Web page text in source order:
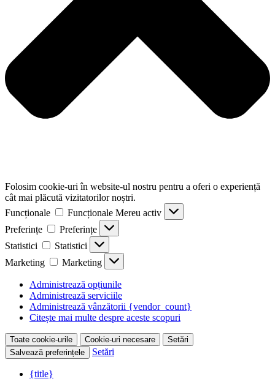
Folosim cookie-uri în website-ul nostru pentru a oferi o experiență
cât mai plăcută vizitatorilor noștri.
Funcționale
Funcționale Mereu activ
Preferințe
Preferințe
Statistici
Statistici
Marketing
Marketing
Administrează opțiunile
Administrează serviciile
Administrează vânzătorii {vendor_count}
Citește mai multe despre aceste scopuri
Toate cookie-urile Cookie-uri necesare
Setări
Salvează preferințele
Setări
{title}